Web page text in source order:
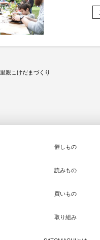
里親こけだまづくり
催しもの
読みもの
買いもの
取り組み